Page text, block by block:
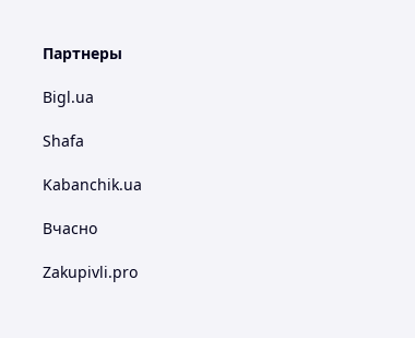
Партнеры
Bigl.ua
Shafa
Kabanchik.ua
Вчасно
Zakupivli.pro